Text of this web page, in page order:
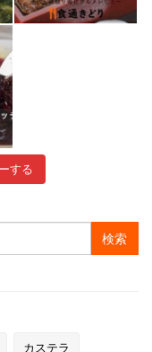
12月 30
する
カステラ